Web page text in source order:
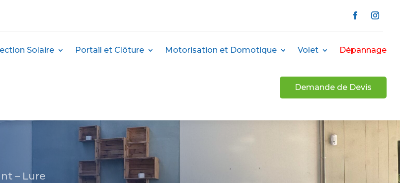
Solaire Portail et Clôture Motorisation et Domotique Volet Dépannage
Demande de Devis
– Lure